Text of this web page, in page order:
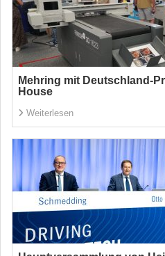
Mehring mit Deutschland-
House
Weiterlesen